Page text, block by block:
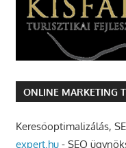
ONLINE MARKETING
Keresőoptimalizálás,
expert.hu- SEO